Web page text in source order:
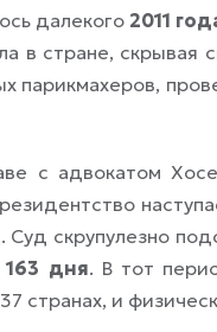
далекого 2011
в стране,
парикмахеров,
с адвокатом
. Суд скрупулезно
163 дня. В тот
странах, и